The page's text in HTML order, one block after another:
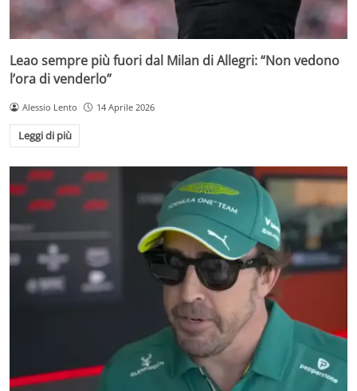
Leao sempre più fuori dal Milan di Allegri: “Non vedono
l’ora di venderlo”
Alessio Lento 14 Aprile 2026
Leggi di più